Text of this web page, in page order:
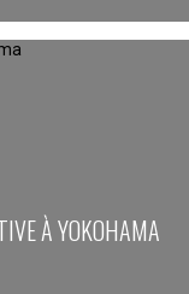
À YOKOHAMA